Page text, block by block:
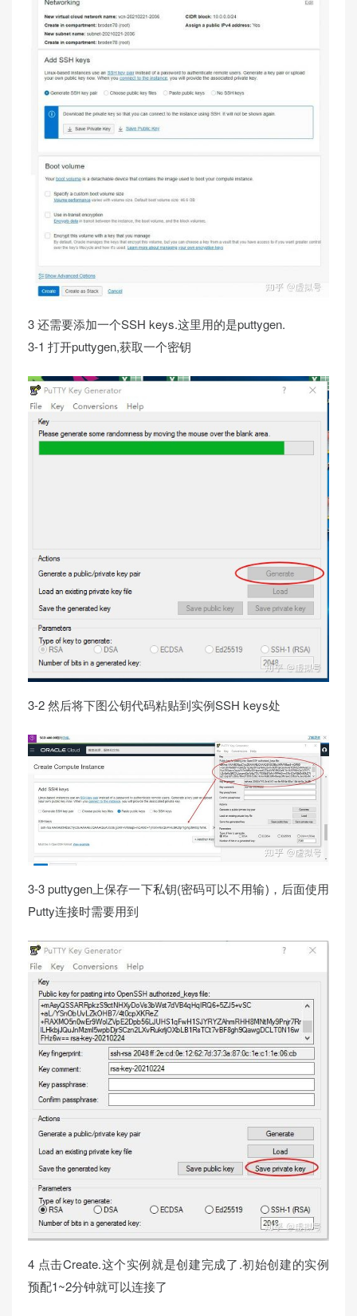
3 还需要添加一个SSH keys.这里用的是puttygen.
3-1 打开puttygen,获取一个密钥
3-2 然后将下图公钥代码粘贴到实例SSH keys处
3-3 puttygen上保存一下私钥(密码可以不用输)，后面使用
Putty连接时需要用到
4 点击Create.这个实例就是创建完成了.初始创建的实例
预配1~2分钟就可以连接了